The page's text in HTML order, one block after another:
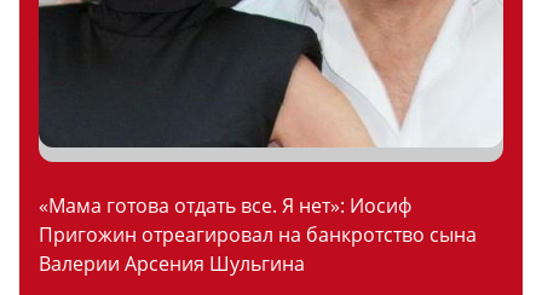
«Мама готова отдать все. Я нет»: Иосиф
Пригожин отреагировал на банкротство сына
Валерии Арсения Шульгина